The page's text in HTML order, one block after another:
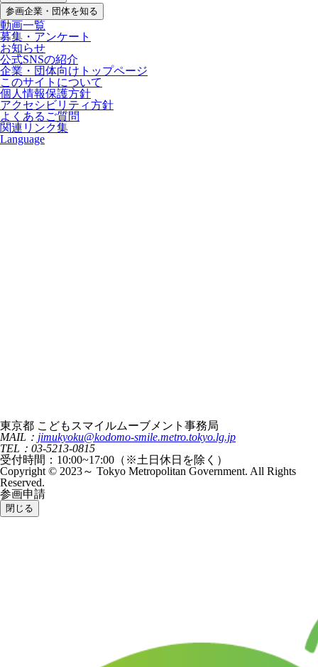
参画企業・団体を知る
動画一覧
募集・アンケート
お知らせ
公式SNSの紹介
企業・団体向けトップページ
このサイトについて
個人情報保護方針
アクセシビリティ方針
よくあるご質問
関連リンク集
Language
東京都 こどもスマイルムーブメント事務局
MAIL： jimukyoku@kodomo-smile.metro.tokyo.lg.jp
TEL：03-5213-0815
受付時間：10:00~17:00（※土日休日を除く）
Copyright © 2023～ Tokyo Metropolitan Government. All Rights
Reserved.
参画申請
閉じる